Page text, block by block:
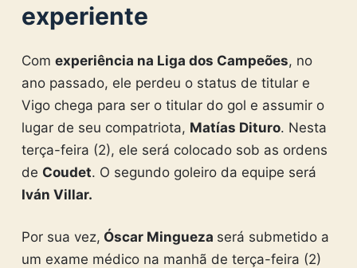
experiente
Com experiência na Liga dos Campeões, no
ano passado, ele perdeu o status de titular e
Vigo chega para ser o titular do gol e assumir o
lugar de seu compatriota, Matías Dituro. Nesta
terça-feira (2), ele será colocado sob as ordens
de Coudet. O segundo goleiro da equipe será
Iván Villar.
Por sua vez, Óscar Mingueza será submetido a
um exame médico na manhã de terça-feira (2)